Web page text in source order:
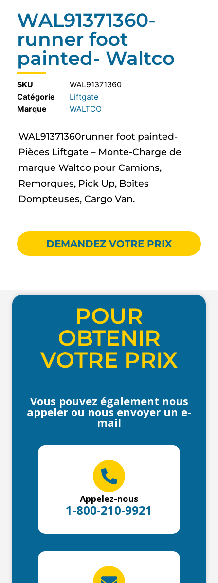
WAL91371360-
runner foot
painted- Waltco
SKU
WAL91371360
Catégorie
Liftgate
WALTCO
WAL91371360runner foot painted-
Pièces Liftgate – Monte-Charge de
marque Waltco pour Camions,
Remorques, Pick Up, Boîtes
Dompteuses, Cargo Van.
DEMANDEZ VOTRE PRIX
POUR
OBTENIR
VOTRE PRIX
Vous pouvez également nous
appeler ou nous envoyer un e-
mail
Appelez-nous
1-800-210-9921